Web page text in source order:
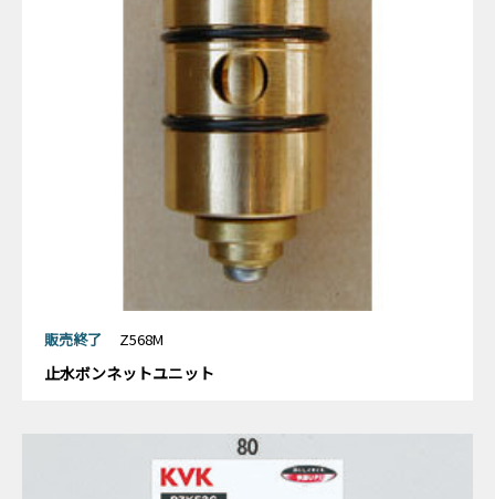
販売終了 Z568M
止水ボンネットユニット